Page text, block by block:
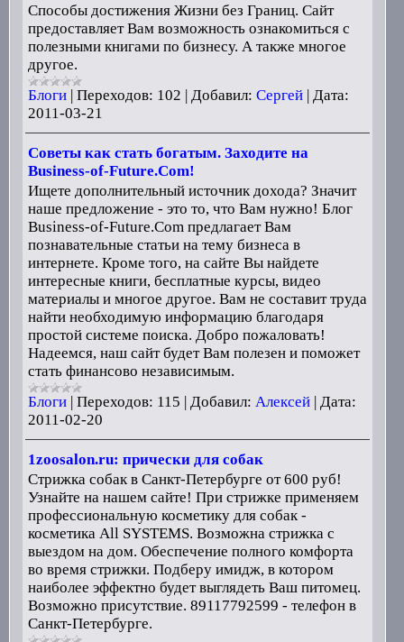
Cпособы достижения Жизни без Границ. Сайт
предоставляет Вам возможность ознакомиться с
полезными книгами по бизнесу. А также многое
другое.
Блоги| Переходов: 102 | Добавил: Сергей | Дата:
2011-03-21
Советы как стать богатым. Заходите на
Business-of-Future.Com!
Ищете дополнительный источник дохода? Значит
наше предложение - это то, что Вам нужно! Блог
Business-of-Future.Com предлагает Вам
познавательные статьи на тему бизнеса в
интернете. Кроме того, на сайте Вы найдете
интересные книги, бесплатные курсы, видео
материалы и многое другое. Вам не составит труда
найти необходимую информацию благодаря
простой системе поиска. Добро пожаловать!
Надеемся, наш сайт будет Вам полезен и поможет
стать финансово независимым.
Блоги| Переходов: 115 | Добавил: Алексей | Дата:
2011-02-20
1zoosalon.ru: прически для собак
Стрижка собак в Санкт-Петербурге от 600 руб!
Узнайте на нашем сайте! При стрижке применяем
профессиональную косметику для собак -
косметика All SYSTEMS. Возможна стрижка с
выездом на дом. Обеспечение полного комфорта
во время стрижки. Подберу имидж, в котором
наиболее эффектно будет выглядеть Ваш питомeц.
Возможно присутствие. 89117792599 - телефон в
Санкт-Петербурге.